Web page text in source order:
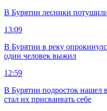
В Бурятии лесники
13:09
В Бурятии в реку
один человек выжил
12:59
В Бурятии подросток нашел
стал их присваивать себе